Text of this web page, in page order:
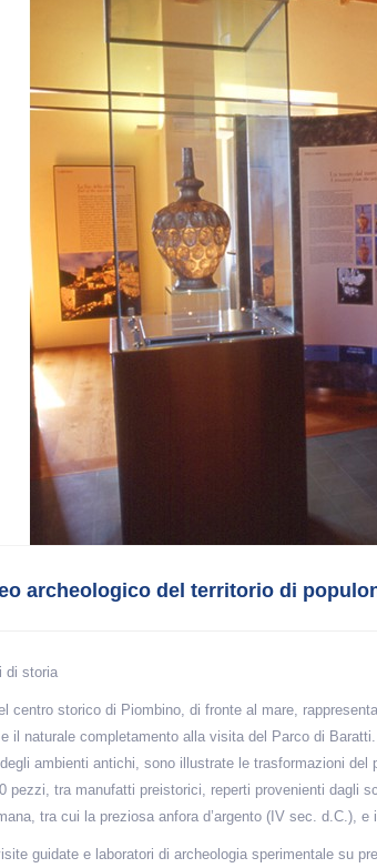
archeologico del territorio di
di storia
centro storico di Piombino, di fronte al mare,
il naturale completamento alla visita del Parco di
ambienti antichi, sono illustrate le trasformazioni del
pezzi, tra manufatti preistorici, reperti provenienti dagli
tra cui la preziosa anfora d’argento (IV sec. d.C.),
guidate e laboratori di archeologia sperimentale su